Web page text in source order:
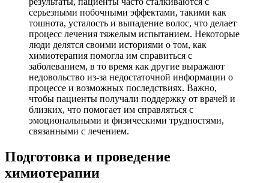
серьезными побочными эффектами, такими как
тошнота, усталость и выпадение волос, что делает
процесс лечения тяжелым испытанием. Некоторые
люди делятся своими историями о том, как
химиотерапия помогла им справиться с
заболеванием, в то время как другие выражают
недовольство из-за недостаточной информации о
процессе и возможных последствиях. Важно,
чтобы пациенты получали поддержку от врачей и
близких, что помогает им справляться с
эмоциональными и физическими трудностями,
связанными с лечением.
Подготовка и проведение
химиотерапии